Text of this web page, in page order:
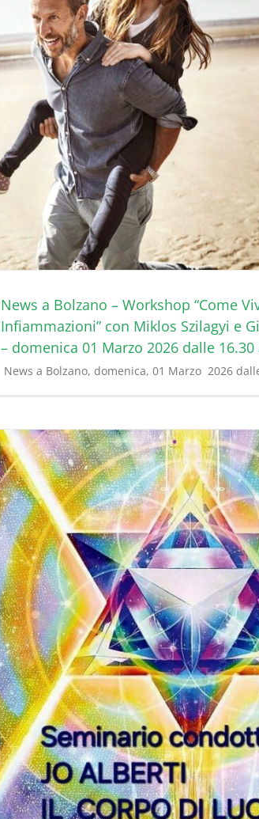
News a Bolzano – Workshop “Come
Infiammazioni” con Miklos Szilagyi e
– domenica 01 Marzo 2026 dalle 16.30
News a Bolzano, domenica, 01 Marzo 2026